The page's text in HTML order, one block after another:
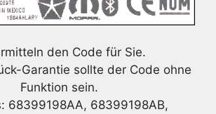
den Code für Sie.
Garantie sollte der Code ohne
Funktion sein.
68399198AA, 68399198AB,